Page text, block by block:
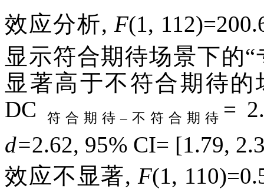
效应分析, F(1,
显示符合期待场景下的
显著高于不符合期待的
DC
符合期待– 不符合期待 =
d=2.62, 95% CI= [1.79,
效应不显著,F(1,